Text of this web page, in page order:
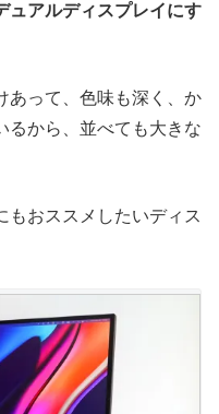
ュアルディスプレイにす
あって、色味も深く、か
るから、並べても大きな
もおススメしたいディス